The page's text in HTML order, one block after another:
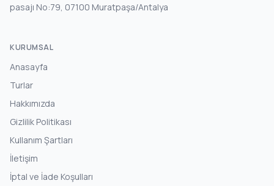
pasajı No:79, 07100 Muratpaşa/Antalya
KURUMSAL
Anasayfa
Turlar
Hakkımızda
Gizlilik Politikası
Kullanım Şartları
İletişim
İptal ve İade Koşulları